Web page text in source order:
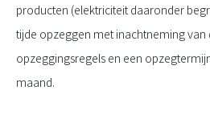
producten (elektriciteit daaronder
tijde opzeggen met inachtneming
opzeggingsregels en een
maand.